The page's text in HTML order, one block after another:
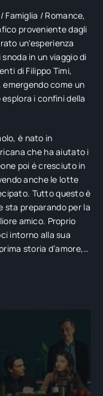
Famiglia / Romance,
proveniente dagli
un'esperienza
in un viaggio di
di Filippo Timi,
emergendo come un
i confini della
è nato in
che ha aiutato i
poi è cresciuto in
anche le lotte
Tutto questo è
sta preparando per la
amico. Proprio
intorno alla sua
storia d’amore,
in crisi… Vivere
che lo lega ai